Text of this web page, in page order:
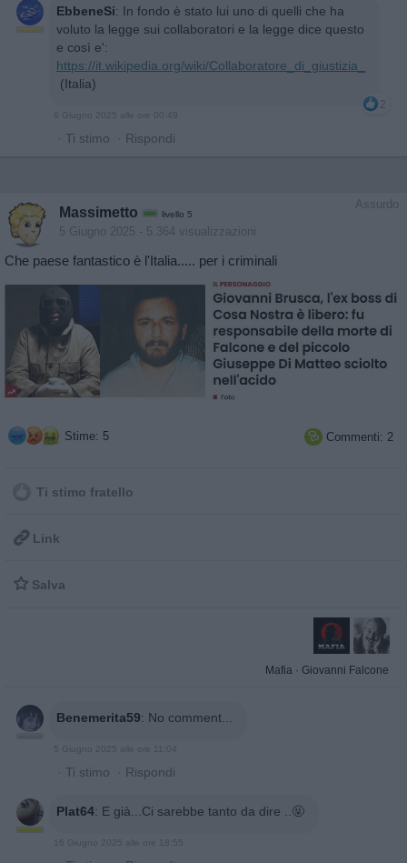
EbbeneSi: In fondo è stato lui uno di quelli che ha
voluto la legge sui collaboratori e la legge dice questo
e così e':
https://it.wikipedia.org/wiki/Collaboratore_di_giustizia_
(Italia)
2
6 Giugno 2025 alle ore 00:49
· Ti stimo · Rispondi
Assurdo
Massimetto livello 5
5 Giugno 2025 - 5.364 visualizzazioni
Che paese fantastico è l'Italia..... per i criminali
Stime: 5  Commenti: 2
Ti stimo fratello
 Link
 Salva
Mafia · Giovanni Falcone
Benemerita59: No comment...
5 Giugno 2025 alle ore 11:04
· Ti stimo · Rispondi
Plat64: E già...Ci sarebbe tanto da dire ..🤬
16 Giugno 2025 alle ore 18:55